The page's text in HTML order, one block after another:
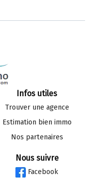
Infos utiles
Trouver une agence
Estimation bien immo
Nos partenaires
Nous suivre
Facebook